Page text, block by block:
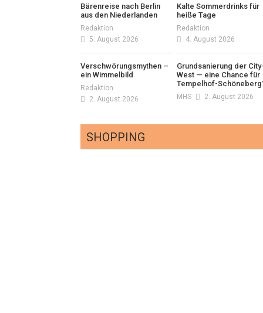
Bärenreise nach Berlin
aus den Niederlanden
Redaktion
5. August 2026
Kalte Sommerdrinks für
heiße Tage
Redaktion
4. August 2026
Verschwörungsmythen –
ein Wimmelbild
Redaktion
2. August 2026
Grundsanierung der City-
West — eine Chance für
Tempelhof-
MHS 2. August 2026
SHOPPING